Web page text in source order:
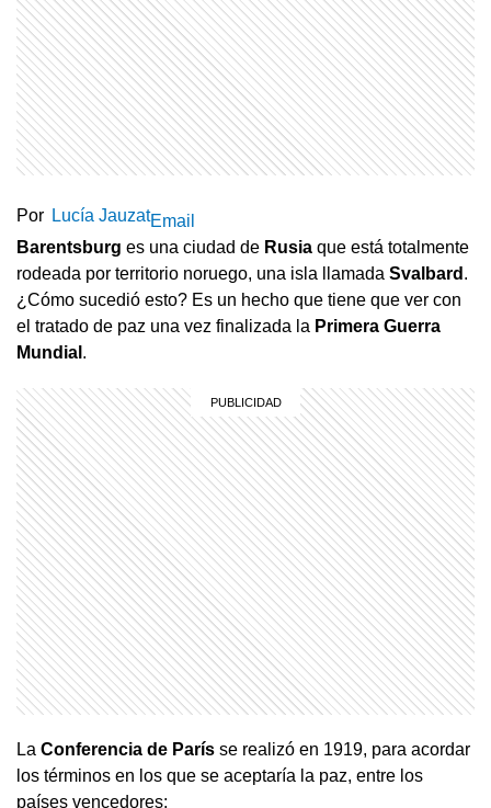
Por Lucía JauzatEmail
Barentsburg es una ciudad de Rusia que está totalmente
rodeada por territorio noruego, una isla llamada Svalbard .
¿Cómo sucedió esto? Es un hecho que tiene que ver con
el tratado de paz una vez finalizada la Primera Guerra
Mundial .
La Conferencia de París se realizó en 1919, para acordar
los términos en los que se aceptaría la paz, entre los
países vencedores: